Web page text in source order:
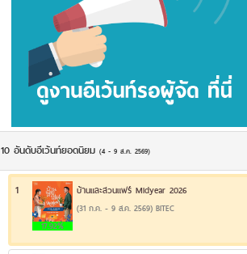
10 อันดับอีเว้นท์ยอดนิยม(4 - 9 ส.ค. 2569)
1
17.92%
บ้านและสวนแฟร์ Midyear 2026
(31 ก.ค. - 9 ส.ค. 2569) BITEC